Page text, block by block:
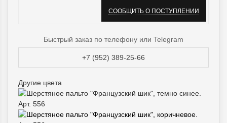
СООБЩИТЬ О ПОСТУПЛЕНИИ
Быстрый заказ по телефону или Telegram
+7 (952) 389-25-66
Другие цвета